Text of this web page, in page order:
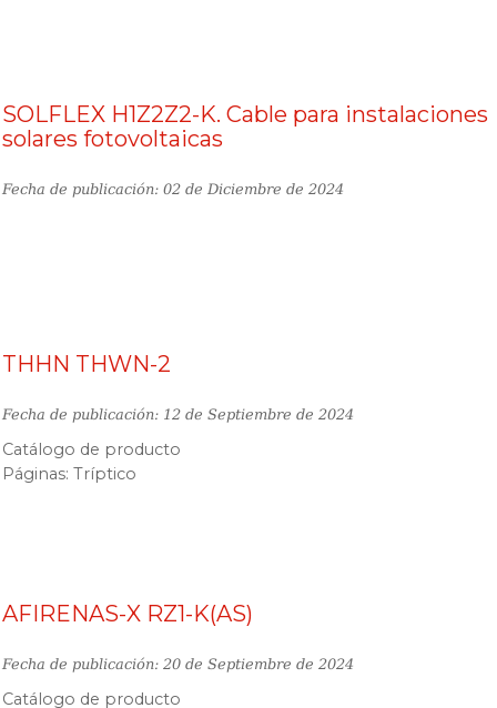
SOLFLEX H1Z2Z2-K. Cable para instalaciones
solares fotovoltaicas
Fecha de publicación: 02 de Diciembre de 2024
THHN THWN-2
Fecha de publicación: 12 de Septiembre de 2024
Catálogo de producto
Páginas: Tríptico
AFIRENAS-X RZ1-K(AS)
Fecha de publicación: 20 de Septiembre de 2024
Catálogo de producto